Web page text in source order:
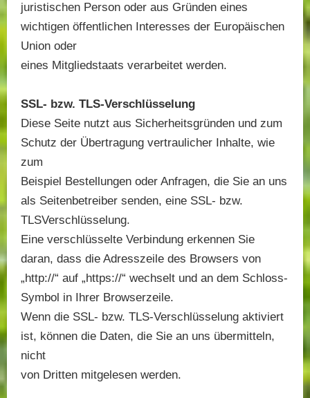
juristischen Person oder aus Gründen eines
wichtigen öffentlichen Interesses der Europäischen
Union oder
eines Mitgliedstaats verarbeitet werden.
SSL- bzw. TLS-Verschlüsselung
Diese Seite nutzt aus Sicherheitsgründen und zum
Schutz der Übertragung vertraulicher Inhalte, wie
zum
Beispiel Bestellungen oder Anfragen, die Sie an uns
als Seitenbetreiber senden, eine SSL- bzw.
TLSVerschlüsselung.
Eine verschlüsselte Verbindung erkennen Sie
daran, dass die Adresszeile des Browsers von
„http://“ auf „https://“ wechselt und an dem Schloss-
Symbol in Ihrer Browserzeile.
Wenn die SSL- bzw. TLS-Verschlüsselung aktiviert
ist, können die Daten, die Sie an uns übermitteln,
nicht
von Dritten mitgelesen werden.